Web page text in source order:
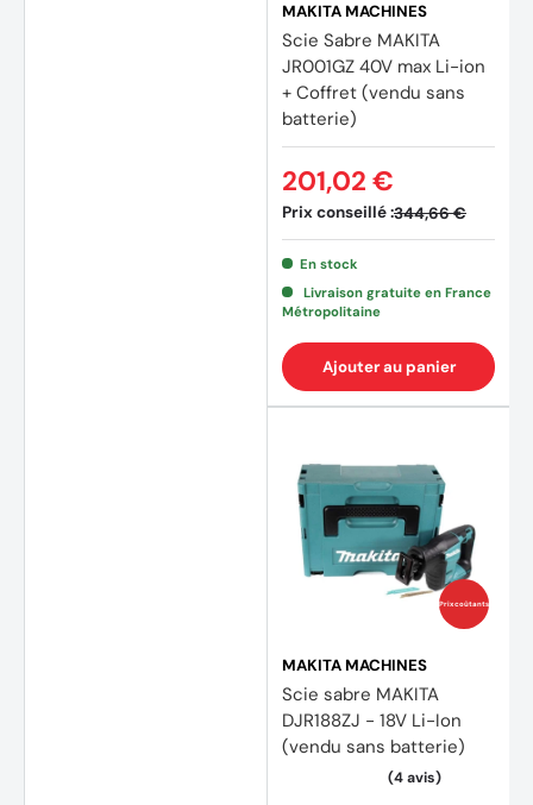
MAKITA MACHINES
Scie Sabre MAKITA
JR001GZ 40V max Li-ion
+ Coffret (vendu sans
batterie)
Prix conseillé :344,66 €
201,02 €
En stock
Livraison gratuite en France
Métropolitaine
Ajouter au panier
Prix coûtants
MAKITA MACHINES
Scie sabre MAKITA
DJR188ZJ - 18V Li-Ion
(vendu sans batterie)